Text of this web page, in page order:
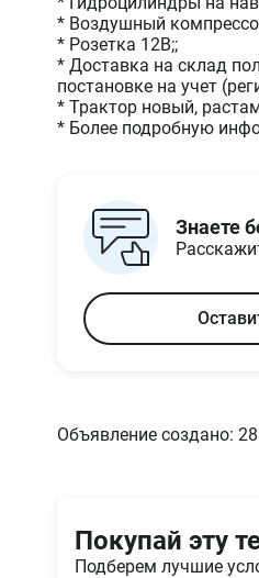
* Воздушный
* Розетка 12В;;
* Доставка на склад
постановке на учет
* Трактор новый,
* Более подробную
Знаете
Объявление создано:
Покупай эту
Подберем лучшие